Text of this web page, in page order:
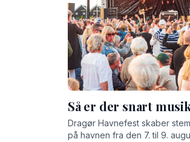
Så er der snart
Dragør Havnefest skaber
på havnen fra den 7. til 9.